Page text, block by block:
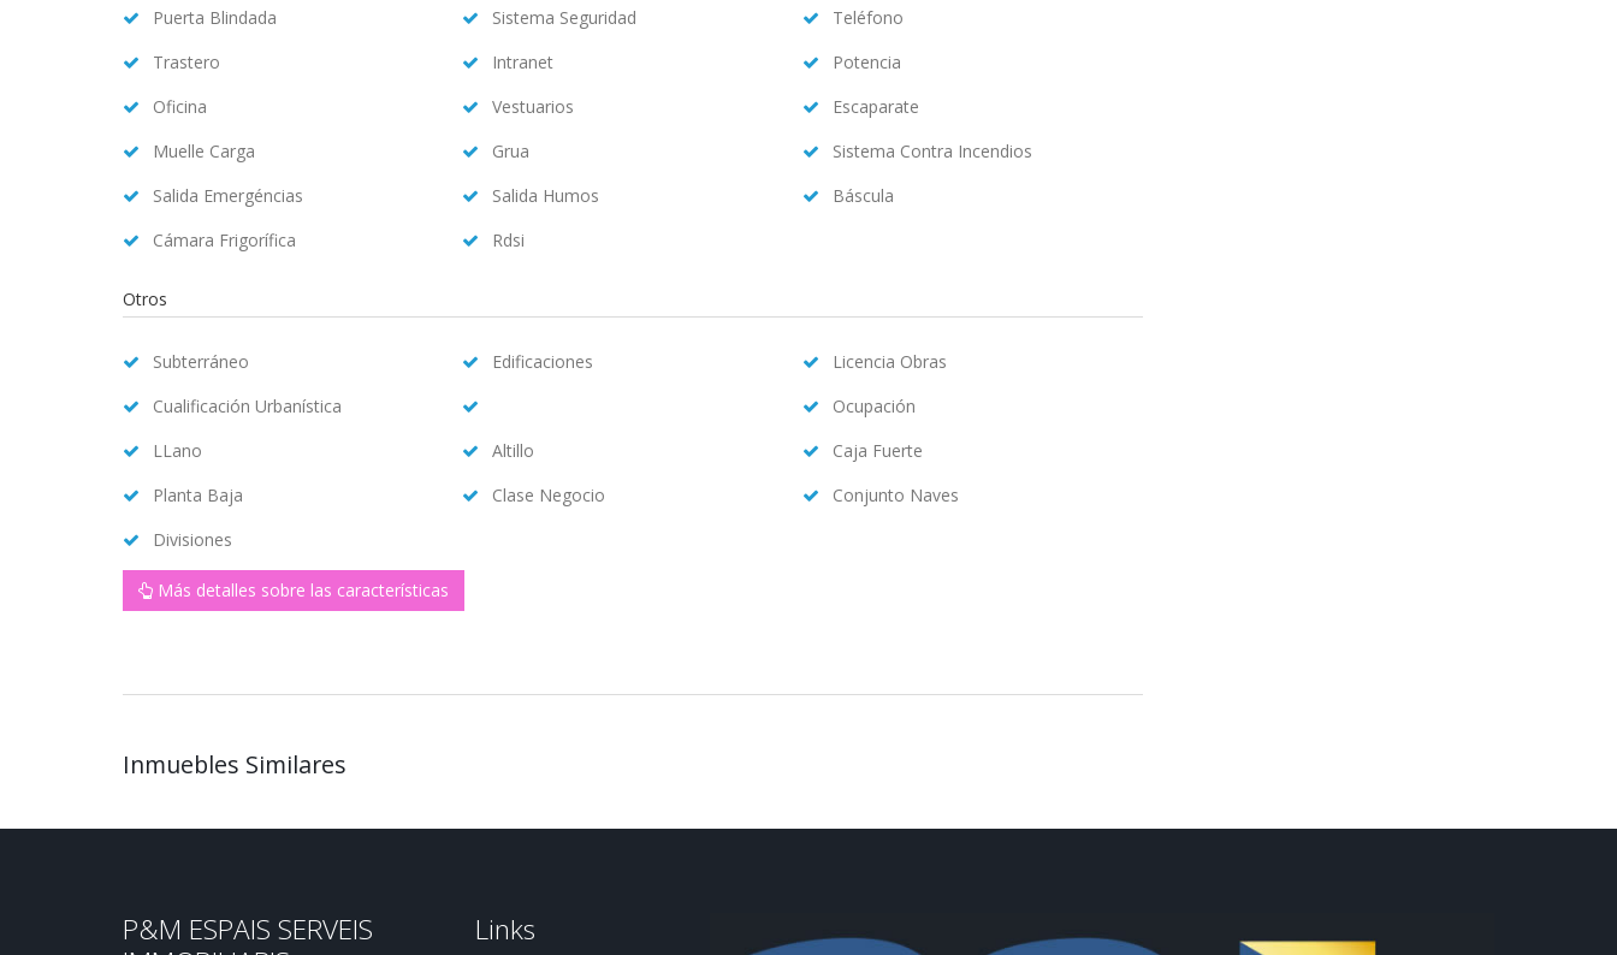
Puerta Blindada
Sistema Seguridad
Teléfono
Trastero
Intranet
Potencia
Oficina
Vestuarios
Escaparate
Muelle Carga
Grua
Sistema Contra Incendios
Salida Emergéncias
Salida Humos
Báscula
Cámara Frigorífica
Rdsi
Otros
Subterráneo Edificaciones
Licencia Obras
Cualificación Urbanística
Ocupación
LLano
Altillo
Caja Fuerte
Planta Baja
Clase Negocio
Conjunto Naves
Divisiones
Más detalles sobre las características
Inmuebles Similares
P&M ESPAIS SERVEIS
Links